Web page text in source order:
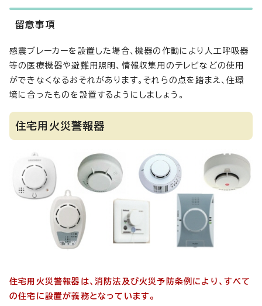
留意事項
感震ブレーカーを設置した場合、機器の作動により人工呼吸器
等の医療機器や避難用照明、情報収集用のテレビなどの使用
ができなくなるおそれがあります。それらの点を踏まえ、住環
境に合ったものを設置するようにしましょう。
住宅用火災警報器
住宅用火災警報器は、消防法及び火災予防条例により、すべて
の住宅に設置が義務となっています。